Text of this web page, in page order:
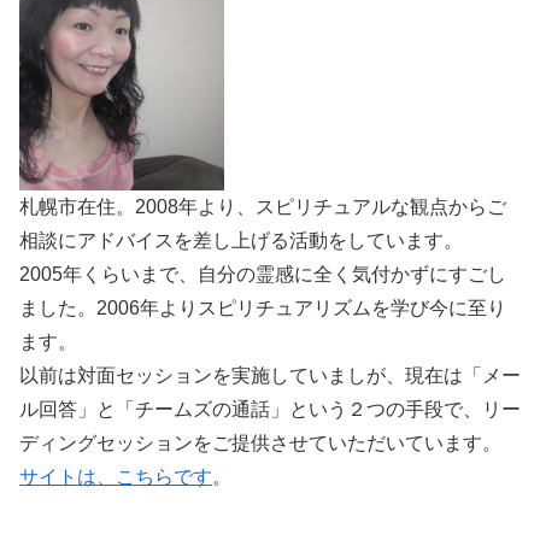
札幌市在住。2008年より、スピリチュアルな観点からご
相談にアドバイスを差し上げる活動をしています。
2005年くらいまで、自分の霊感に全く気付かずにすごし
ました。2006年よりスピリチュアリズムを学び今に至り
ます。
以前は対面セッションを実施していましが、現在は「メー
ル回答」と「チームズの通話」という２つの手段で、リー
ディングセッションをご提供させていただいています。
サイトは、こちらです。